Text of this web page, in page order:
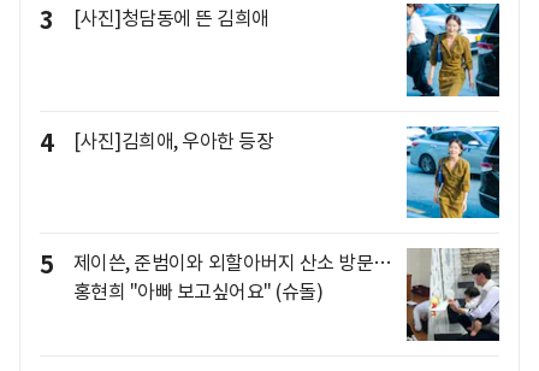
3 [사진]청담동에 뜬 김희애
4 [사진]김희애, 우아한 등장
5
제이쓴, 준범이와 외할아버지 산소 방문…
홍현희 "아빠 보고싶어요" (슈돌)